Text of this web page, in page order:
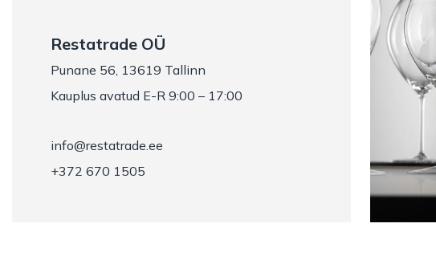
Restatrade OÜ
Punane 56, 13619 Tallinn
Kauplus avatud E-R 9:00 – 17:00
info@restatrade.ee
+372 670 1505